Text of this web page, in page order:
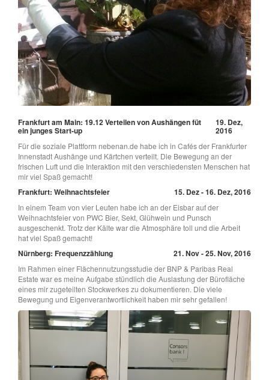
Frankfurt am Main: 19.12 Verteilen von Aushängen füt
ein junges Start-up
19. Dez,
2016
Für die soziale Plattform nebenan.de habe ich in Cafés der Frankfurter
Innenstadt Aushänge und Kärtchen verteilt. Die Bewegung an der
frischen Luft und die Interaktion mit den verschiedensten Menschen hat
mir viel Spaß gemacht!
Frankfurt: Weihnachtsfeier 15. Dez - 16. Dez, 2016
In einem Team von vier Leuten habe ich an der Eisbar auf der
Weihnachtsfeier von PWC Bier, Sekt, Glühwein und Punsch
ausgeschenkt. Trotz der Kälte war die Atmosphäre toll und die Arbeit
hat viel Spaß gemacht!
Nürnberg: Frequenzzählung 21. Nov - 25. Nov, 2016
Im Rahmen einer Flächennutzungsstudie der BNP & Paribas Real
Estate war es meine Aufgabe stündlich die Auslastung der Bürofläche
eines mir zugeteilten Stockwerkes zu dokumentieren. Die viele
Bewegung und Eigenverantwortlichkeit haben mir sehr gefallen!